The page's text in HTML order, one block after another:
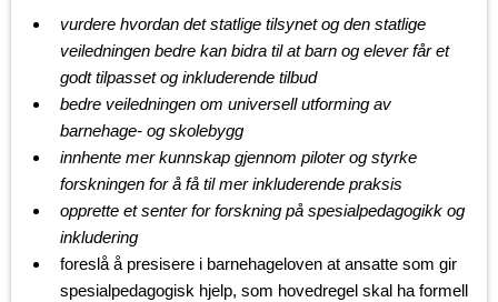
vurdere hvordan det statlige tilsynet og den statlige
veiledningen bedre kan bidra til at barn og elever får et
godt tilpasset og inkluderende tilbud
bedre veiledningen om universell utforming av
barnehage- og skolebygg
innhente mer kunnskap gjennom piloter og styrke
forskningen for å få til mer inkluderende praksis
opprette et senter for forskning på spesialpedagogikk og
inkludering
foreslå å presisere i barnehageloven at ansatte som gir
spesialpedagogisk hjelp, som hovedregel skal ha formell